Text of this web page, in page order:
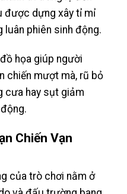
được dựng xây tỉ mỉ
phiên sinh động.
họa giúp người
chiến mượt mà, rũ bỏ
cưa hay sụt giảm
Chiến Vạn
của trò chơi nằm ở